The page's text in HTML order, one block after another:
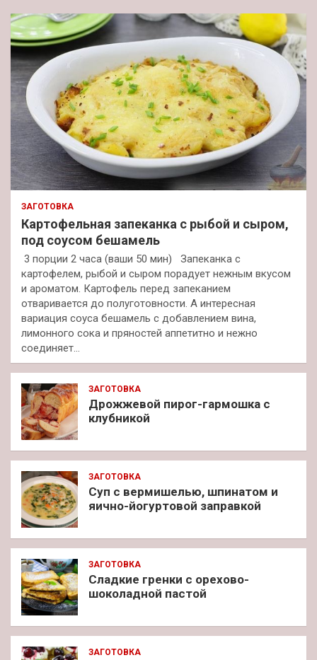
ЗАГОТОВКА
Картофельная запеканка с рыбой и сыром,
под соусом бешамель
3 порции 2 часа (ваши 50 мин) Запеканка с
картофелем, рыбой и сыром порадует нежным вкусом
и ароматом. Картофель перед запеканием
отваривается до полуготовности. А интересная
вариация соуса бешамель с добавлением вина,
лимонного сока и пряностей аппетитно и нежно
соединяет…
ЗАГОТОВКА
Дрожжевой пирог-гармошка с
клубникой
ЗАГОТОВКА
Суп с вермишелью, шпинатом и
яично-йогуртовой заправкой
ЗАГОТОВКА
Сладкие гренки с орехово-
шоколадной пастой
ЗАГОТОВКА